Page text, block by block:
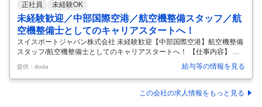
正社員 未経験OK
未経験歓迎／中部国際空港／航空機整備スタッフ／航
空機整備士としてのキャリアスタートへ！
スイスポートジャパン株式会社 未経験歓迎【中部国際空港】航空機整備
スタッフ/航空機整備士としてのキャリアスタートへ！ 【仕事内容】 未
経験歓迎【中部国際空港】航空機整備スタッフ/航空機整備士としてのキ
ャリアスタートへ！ 【具体的な仕事内容】 ＼未経験歓迎・世界最大級の
航空支援会社の航空機整備スタッフ／ 新たな仲間を募集しています。航
空機整備の知識がなくても、自動車整備などの機械系の知識がある方な
提供：doda 給与等の情報を見る
この会社の求人情報をもっと見る